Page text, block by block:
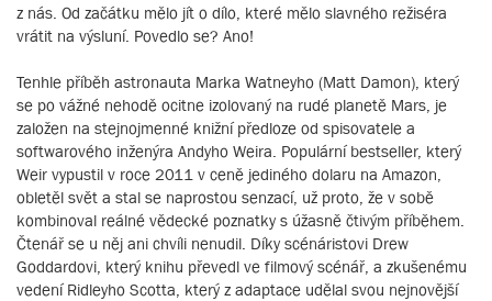
z nás. Od začátku mělo jít o dílo, které mělo slavného režiséra
vrátit na výsluní. Povedlo se? Ano!
Tenhle příběh astronauta Marka Watneyho (Matt Damon), který
se po vážné nehodě ocitne izolovaný na rudé planetě Mars, je
založen na stejnojmenné knižní předloze od spisovatele a
softwarového inženýra Andyho Weira. Populární bestseller, který
Weir vypustil v roce 2011 v ceně jediného dolaru na Amazon,
obletěl svět a stal se naprostou senzací, už proto, že v sobě
kombinoval reálné vědecké poznatky s úžasně čtivým příběhem.
Čtenář se u něj ani chvíli nenudil. Díky scénáristovi Drew
Goddardovi, který knihu převedl ve filmový scénář, a zkušenému
vedení Ridleyho Scotta, který z adaptace udělal svou nejnovější